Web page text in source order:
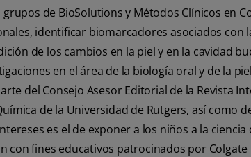
de BioSolutions y Métodos Clínicos en
identificar biomarcadores asociados con
de los cambios en la piel y en la cavidad
en el área de la biología oral y de la
del Consejo Asesor Editorial de la Revista
de la Universidad de Rutgers, así como
es el de exponer a los niños a la
fines educativos patrocinados por